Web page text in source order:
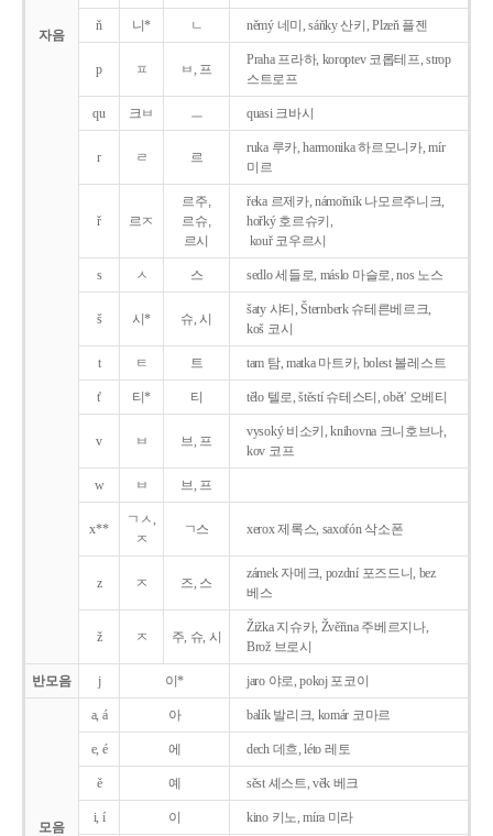
자음
ň 니* ㄴ němý 네미, sáňky 산키, Plzeň 플젠
p ㅍ ㅂ, 프
Praha 프라하, koroptev 코롭테프, strop
스트로프
qu 크ㅂ ㅡ quasi 크바시
r ㄹ 르
ruka 루카, harmonika 하르모니카, mír
미르
ř 르ㅈ
르주,
르슈,
르시
řeka 르제카, námořník 나모르주니크,
hořký 호르슈키,
kouř 코우르시
s ㅅ 스 sedlo 세들로, máslo 마슬로, nos 노스
š 시* 슈, 시
šaty 샤티, Šternberk 슈테른베르크,
koš 코시
t ㅌ 트 tam 탐, matka 마트카, bolest 볼레스트
t' 티* 티 tělo 텔로, štěstí 슈테스티, obět' 오베티
v ㅂ 브, 프
vysoký 비소키, knihovna 크니호브나,
kov 코프
w ㅂ 브, 프
x**
ㄱㅅ,
ㅈ
ㄱ스 xerox 제록스, saxofón 삭소폰
z ㅈ 즈, 스
zámek 자메크, pozdní 포즈드니, bez
베스
ž ㅈ 주, 슈, 시
Žižka 지슈카, Žvěřina 주베르지나,
Brož 브로시
반모음 j 이* jaro 야로, pokoj 포코이
모음
a, á 아 balík 발리크, komár 코마르
e, é 에 dech 데흐, léto 레토
ě 예 sěst 셰스트, věk 베크
i, í 이 kino 키노, míra 미라